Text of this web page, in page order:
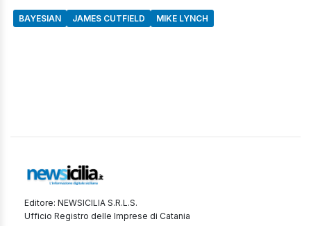
BAYESIAN JAMES CUTFIELD MIKE LYNCH
Editore: NEWSICILIA S.R.L.S.
Ufficio Registro delle Imprese di Catania